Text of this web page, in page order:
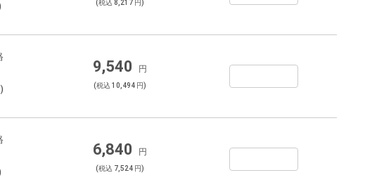
(税込 8,217 円)
9,540 円
(税込 10,494 円)
6,840 円
(税込 7,524 円)